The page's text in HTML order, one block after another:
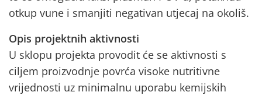
otkup vune i smanjiti negativan utjecaj na okoliš.
Opis projektnih aktivnosti
U sklopu projekta provodit će se aktivnosti s
ciljem proizvodnje povrća visoke nutritivne
vrijednosti uz minimalnu uporabu kemijskih